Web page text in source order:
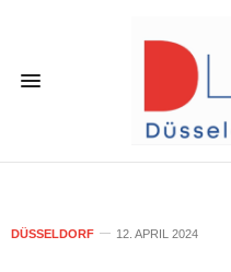
DÜSSELDORF 12. APRIL 2024